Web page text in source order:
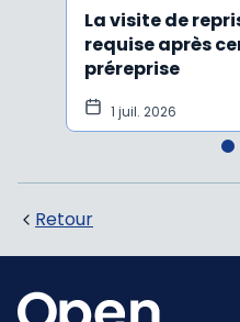
La visite de
requise après
préreprise
1 juil. 2026
Retour